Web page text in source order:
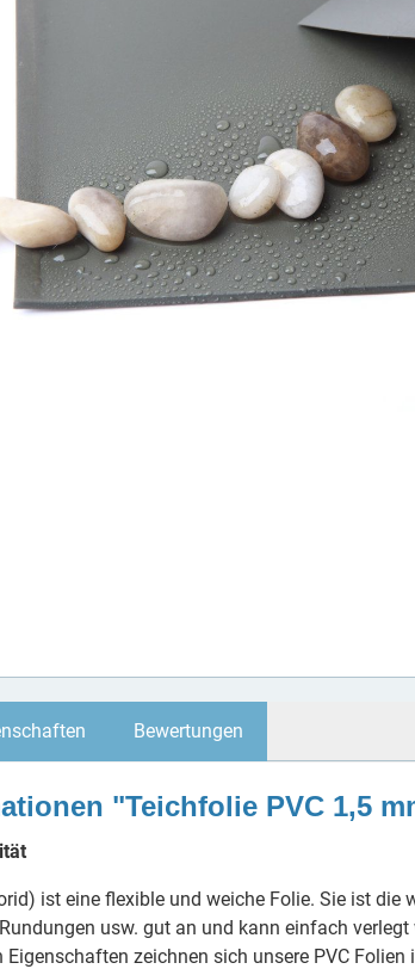
Bewertungen
"Teichfolie PVC 1,5
ist eine flexible und weiche Folie. Sie ist
usw. gut an und kann einfach
Eigenschaften zeichnen sich unsere PVC